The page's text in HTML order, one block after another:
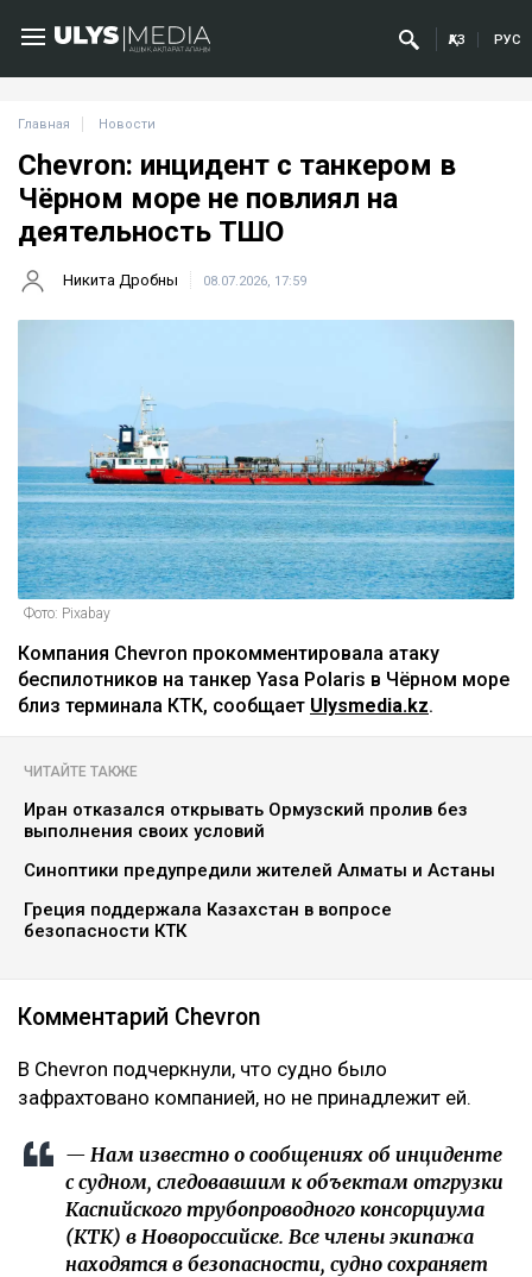
ҚАЗ РУС
Главная Новости
Chevron: инцидент с танкером в
Чёрном море не повлиял на
деятельность ТШО
Никита Дробны 08.07.2026, 17:59
Фото: Pixabay
Компания Chevron прокомментировала атаку
беспилотников на танкер Yasa Polaris в Чёрном море
близ терминала КТК, сообщает Ulysmedia.kz.
ЧИТАЙТЕ ТАКЖЕ
Иран отказался открывать Ормузский пролив без
выполнения своих условий
Синоптики предупредили жителей Алматы и Астаны
Греция поддержала Казахстан в вопросе
безопасности КТК
Комментарий Chevron
В Chevron подчеркнули, что судно было
зафрахтовано компанией, но не принадлежит ей.
— Нам известно о сообщениях об инциденте
с судном, следовавшим к объектам отгрузки
Каспийского трубопроводного консорциума
(КТК) в Новороссийске. Все члены экипажа
находятся в безопасности, судно сохраняет